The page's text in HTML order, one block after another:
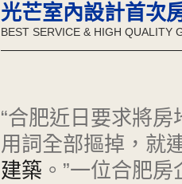
光芒室內設計首次
BEST SERVICE & HIGH QUALITY
“合肥近日要求將
用詞全部摳掉，就
建築 。”一位合肥